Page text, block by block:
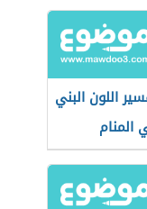
اللون البني
المنام